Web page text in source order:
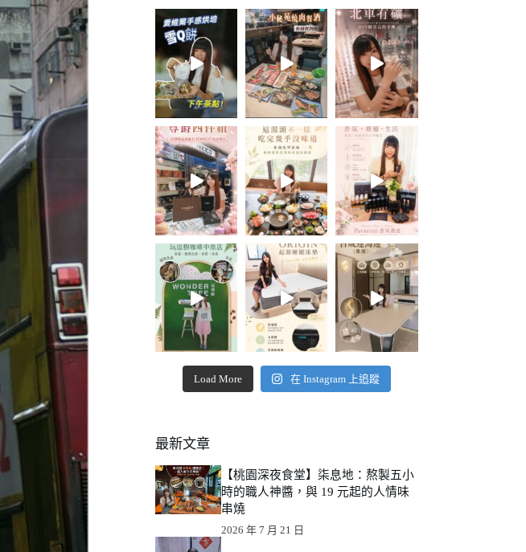
Load More 在 Instagram 上追蹤
最新文章
【桃園深夜食堂】柒息地：熬製五小
時的職人神醬，與 19 元起的人情味
串燒
2026 年 7 月 21 日